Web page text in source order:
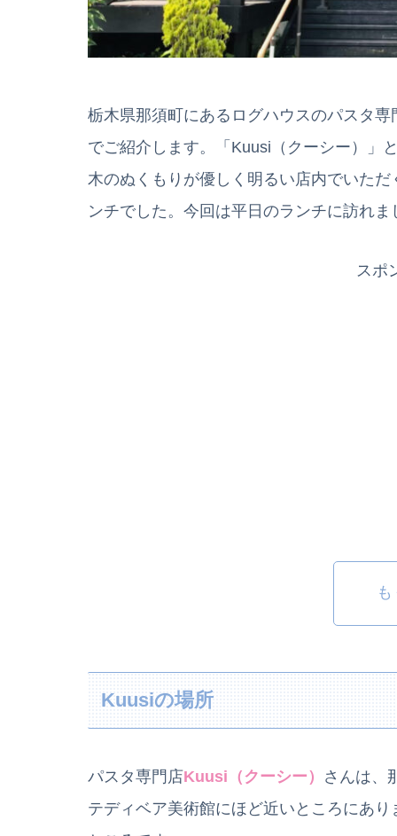
栃木県那須町にあるログハウスのパスタ専
でご紹介します。「Kuusi（クーシー）」
木のぬくもりが優しく明るい店内でいた
ンチでした。今回は平日のランチに訪れ
スポ
Kuusiの場所
パスタ専門店Kuusi（クーシー） さんは、
テディベア美術館にほど近いところにあ